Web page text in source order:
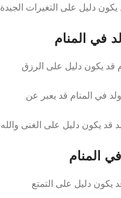
يكون دليل على التغيرات الجيدة
في المنام
قد يكون دليل على الرزق
في المنام قد يعبر عن
قد يكون دليل على الغنى والله
المنام
دليل على التمتع